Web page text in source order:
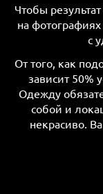
Чтобы
на
с
От того, как
зависит 50%
Одежду
собой и
некрасиво.